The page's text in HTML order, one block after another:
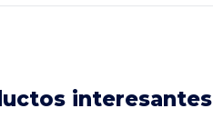
interesantes